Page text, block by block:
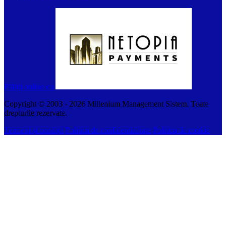
Plătiți online cu
Copyright © 2003 - 2026 Millenium Management Sistem. Toate
drepturile rezervate.
Termeni și condiții Politica de confidentialitate Politica de cookie